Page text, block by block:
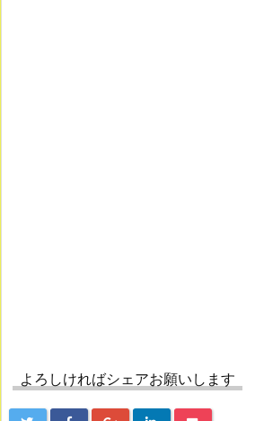
よろしければシェアお願いします